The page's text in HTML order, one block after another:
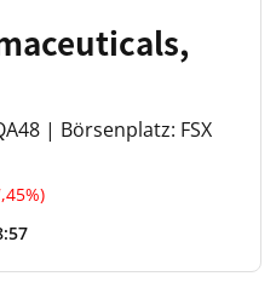
| Börsenplatz: FSX